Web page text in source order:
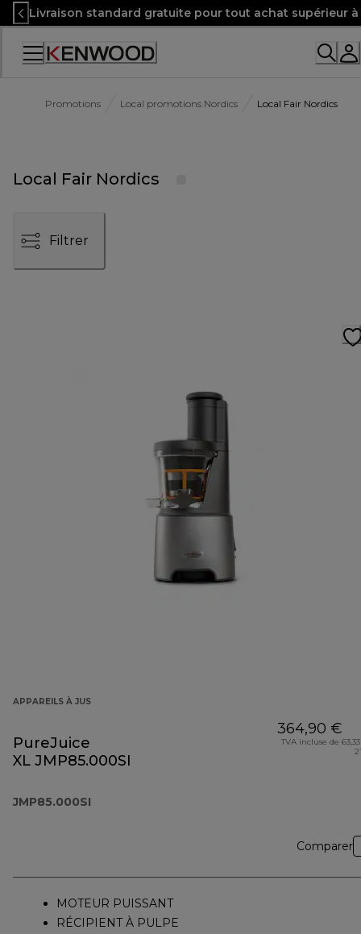
Skip
to
Content
Livraison standard gratuite pour tout achat supérieur
Accessibility
Promotions Local promotions Nordics Local Fair Nordics
Local Fair Nordics
Filtrer
APPAREILS À JUS
PureJuice
XL JMP85.000SI
JMP85.000SI
364,90 €
TVA incluse de
Comparer
MOTEUR PUISSANT
RÉCIPIENT À PULPE